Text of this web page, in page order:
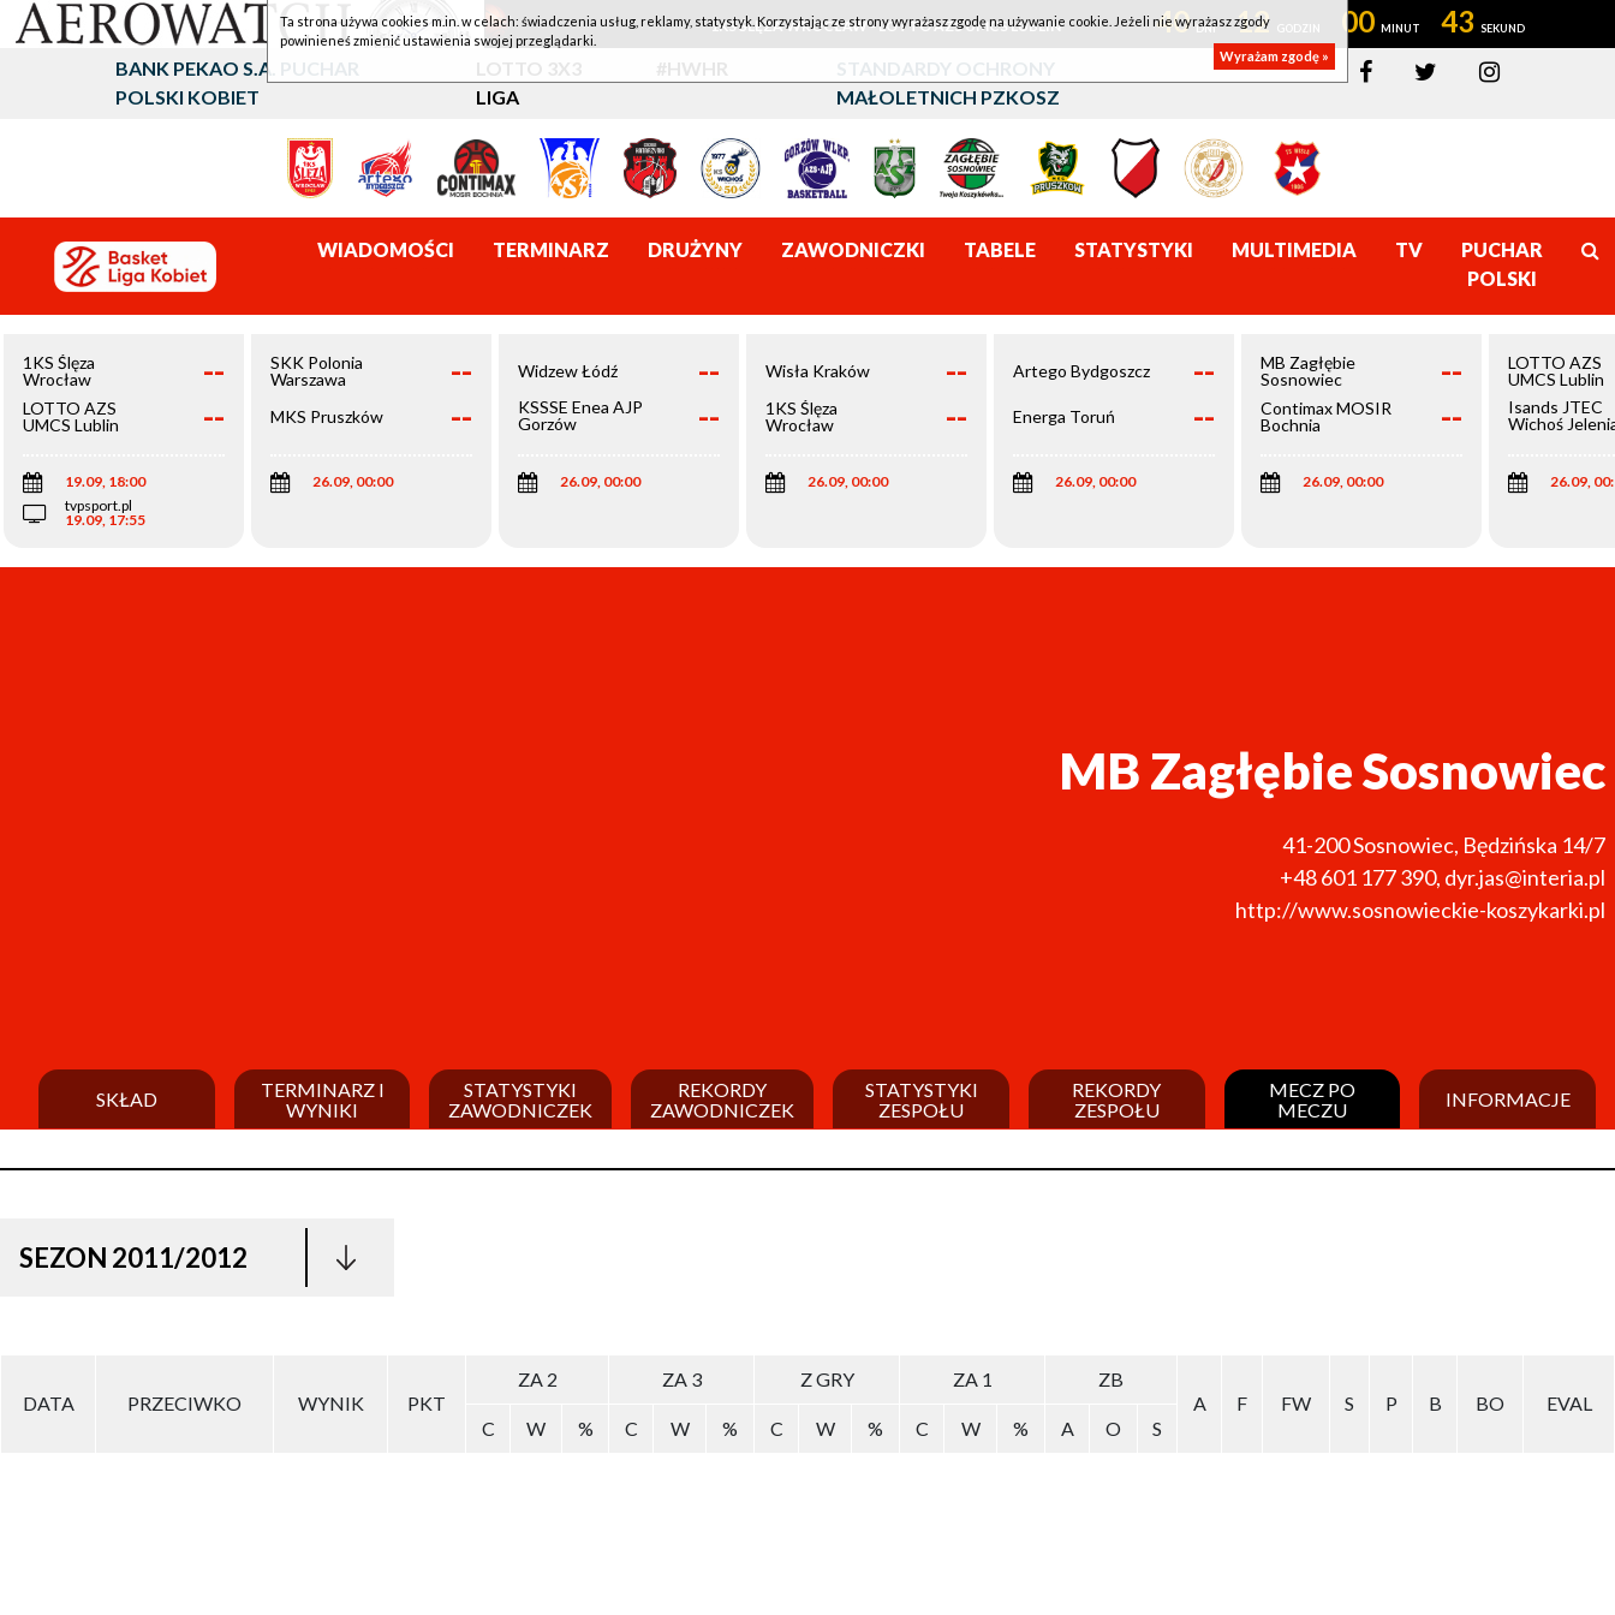
1KS ŚLĘZA WROCŁAW - LOTTO AZS UMCS LUBLIN 40 12 00 43
BANK PEKAO S.A. PUCHAR
POLSKI KOBIET
LOTTO 3X3
LIGA
#HWHR
STANDARDY OCHRONY
MAŁOLETNICH PZKOSZ
WIADOMOŚCI TERMINARZ DRUŻYNY ZAWODNICZKI TABELE STATYSTYKI MULTIMEDIA TV
PUCHAR
POLSKI
1KS Ślęza
Wrocław
--
LOTTO AZS
UMCS Lublin
--
19.09, 18:00
tvpsport.pl
19.09, 17:55
SKK Polonia
Warszawa
--
MKS Pruszków --
26.09, 00:00
Widzew Łódź --
KSSSE Enea AJP
Gorzów
--
26.09, 00:00
Wisła Kraków --
1KS Ślęza
Wrocław
--
26.09, 00:00
Artego Bydgoszcz --
Energa Toruń --
26.09, 00:00
MB Zagłębie
Sosnowiec
--
Contimax MOSIR
Bochnia
--
26.09, 00:00
LOTTO AZS
UMCS Lublin
Isands JTEC
Wichoś
26.09,
MB Zagłębie Sosnowiec
41-200Sosnowiec, Będzińska 14/7
+48 601 177 390, dyr.jas@interia.pl
http://www.sosnowieckie-koszykarki.pl
SKŁAD
TERMINARZ I
WYNIKI
STATYSTYKI
ZAWODNICZEK
REKORDY
ZAWODNICZEK
STATYSTYKI
ZESPOŁU
REKORDY
ZESPOŁU
MECZ PO
MECZU
INFORMACJE
SEZON 2011/2012
DATA PRZECIWKO WYNIK PKT
ZA 2 ZA 3 Z GRY ZA 1
ZB
A
F FW S P B BO
EVAL
C
W % C W % C W % C W % A O S
Ta strona używa cookies m.in. w celach: świadczenia usług, reklamy, statystyk. Korzystając ze strony wyrażasz zgodę na używanie cookie. Jeżeli nie wyrażasz zgody
powinieneś zmienić ustawienia swojej przeglądarki.
Wyrażam zgodę »